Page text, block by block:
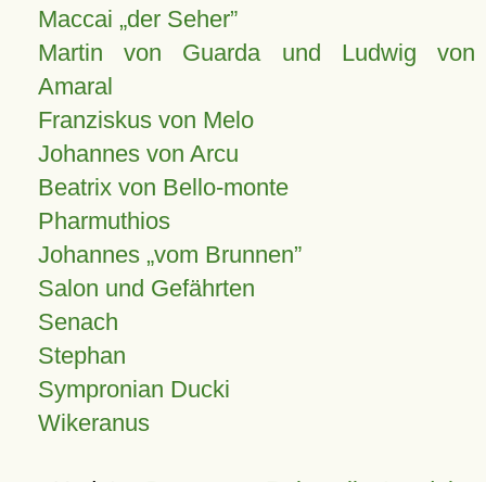
Maccai „der Seher”
Martin von Guarda und Ludwig von
Amaral
Franziskus von Melo
Johannes von Arcu
Beatrix von Bello-monte
Pharmuthios
Johannes vom Brunnen
Salon und Gefährten
Senach
Stephan
Sympronian Ducki
Wikeranus